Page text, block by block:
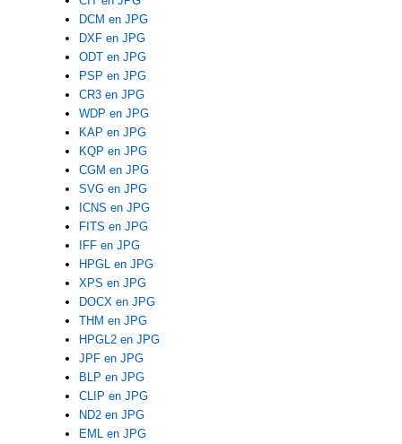
DCM en JPG
DXF en JPG
ODT en JPG
PSP en JPG
CR3 en JPG
WDP en JPG
KAP en JPG
KQP en JPG
CGM en JPG
SVG en JPG
ICNS en JPG
FITS en JPG
IFF en JPG
HPGL en JPG
XPS en JPG
DOCX en JPG
THM en JPG
HPGL2 en JPG
JPF en JPG
BLP en JPG
CLIP en JPG
ND2 en JPG
EML en JPG